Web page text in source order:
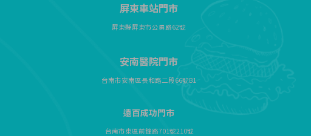
屏東車站門市
屏東縣屏東市公勇路62號
安南醫院門市
台南市安南區長和路二段66號B1
遠百成功門市
台南市東區前鋒路701號210號